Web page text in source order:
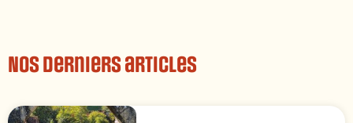
Nos derniers articles